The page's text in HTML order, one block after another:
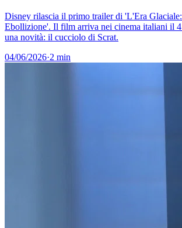
Disney rilascia il primo trailer di 'L'Era
Ebollizione'. Il film arriva nei cinema italiani il
una novità: il cucciolo di Scrat.
04/06/2026·2 min